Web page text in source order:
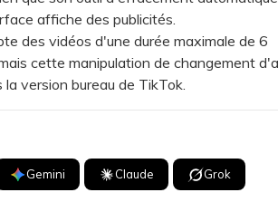
affiche des publicités.
des vidéos d'une durée maximale de 6
cette manipulation de changement
version bureau de TikTok.
Gemini Claude Grok